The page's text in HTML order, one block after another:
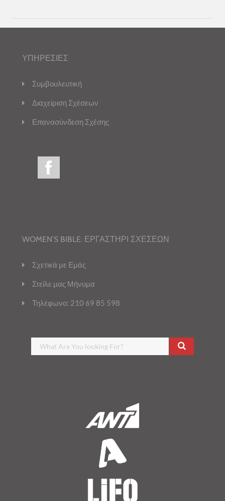
ΥΠΗΡΕΣΙΕΣ
Συμβουλευτική
Διαχείριση Σχέσεων
Επανασύνδεση Σχέσης
WOMEN’S BIBLE: ΕΡΓΑΣΤΗΡΙ ΣΧΕΣΕΩΝ
Σχετικά με Εμάς
Στείλε μας Μήνυμα
Τηλέφωνο: 210 69 85 598